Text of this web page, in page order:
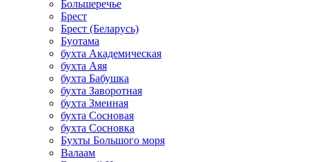
Большеречье
Брест
Брест (Беларусь)
Буотама
бухта Академическая
бухта Аяя
бухта Бабушка
бухта Заворотная
бухта Змеиная
бухта Сосновая
бухта Сосновка
Бухты Большого моря
Валаам